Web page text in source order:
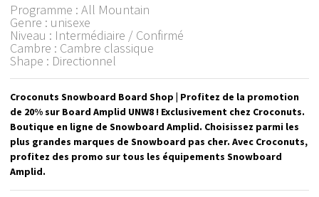
Programme : All Mountain
Genre : unisexe
Niveau : Intermédiaire / Confirmé
Cambre : Cambre classique
Shape : Directionnel
Croconuts Snowboard Board Shop | Profitez de la promotion
de 20% sur Board Amplid UNW8 ! Exclusivement chez Croconuts.
Boutique en ligne de Snowboard Amplid. Choisissez parmi les
plus grandes marques de Snowboard pas cher. Avec Croconuts,
profitez des promo sur tous les équipements Snowboard
Amplid.